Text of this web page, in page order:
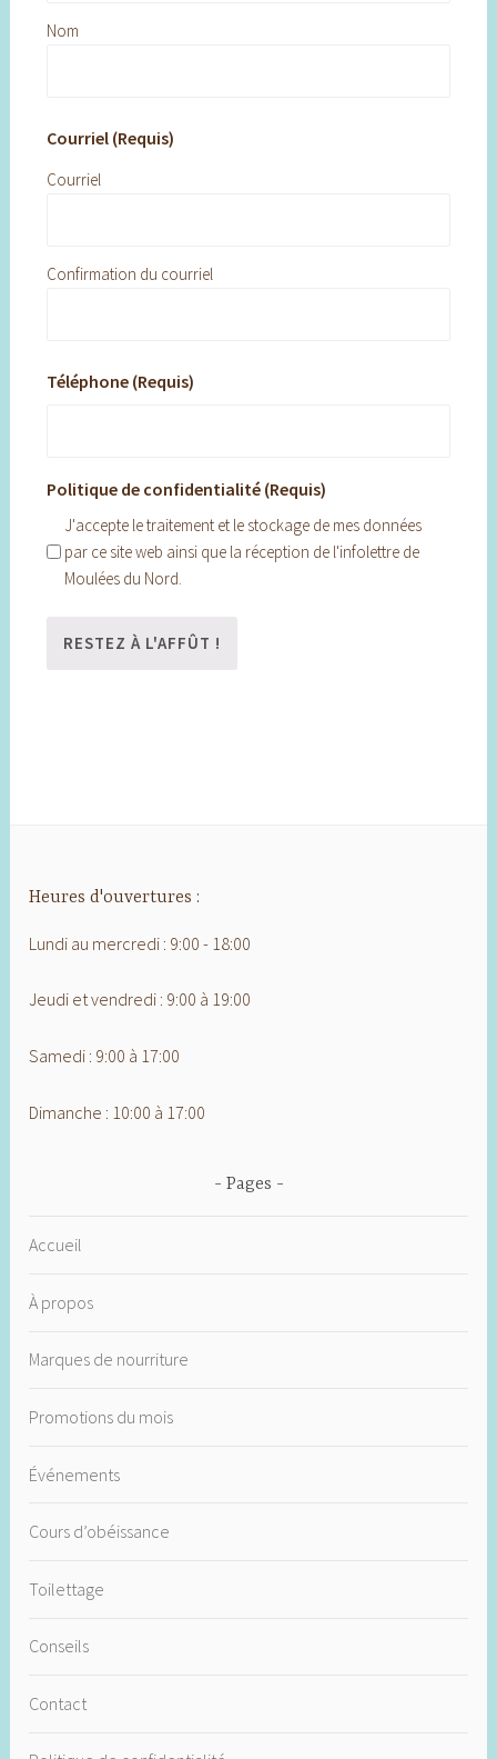
Nom
Courriel (Requis)
Courriel
Confirmation du courriel
Téléphone (Requis)
Politique de confidentialité (Requis)
J'accepte le traitement et le stockage de mes données
par ce site web ainsi que la réception de l'infolettre de
Moulées du Nord.
Heures d'ouvertures :
Lundi au mercredi : 9:00 - 18:00
Jeudi et vendredi : 9:00 à 19:00
Samedi : 9:00 à 17:00
Dimanche : 10:00 à 17:00
Pages
Accueil
À propos
Marques de nourriture
Promotions du mois
Événements
Cours d’obéissance
Toilettage
Conseils
Contact